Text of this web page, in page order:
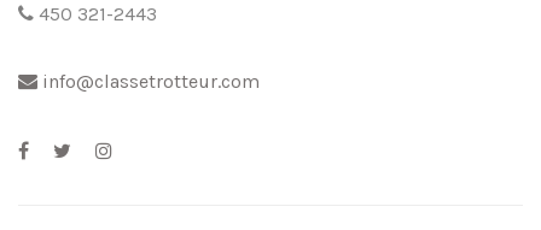
450 321-2443
info@classetrotteur.com